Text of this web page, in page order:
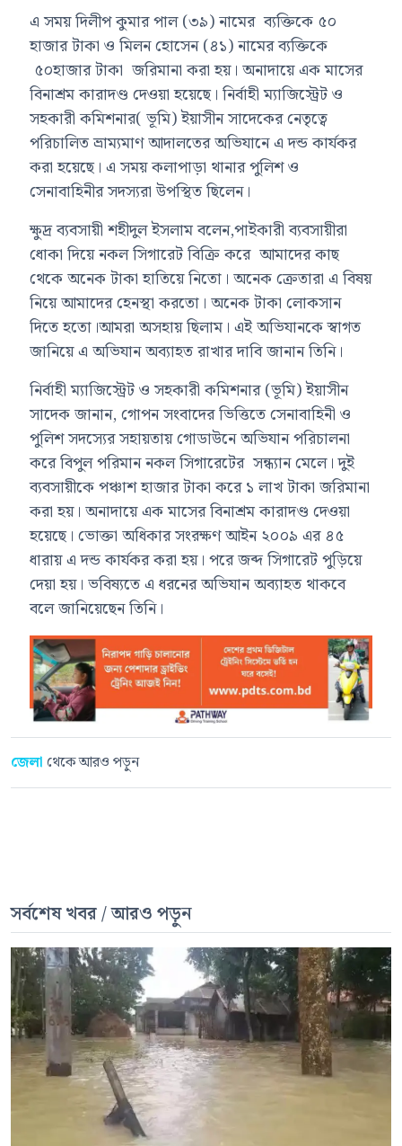
এ সময় দিলীপ কুমার পাল (৩৯) নামের ব্যক্তিকে ৫০
হাজার টাকা ও মিলন হোসেন (৪১) নামের ব্যক্তিকে
৫০হাজার টাকা জরিমানা করা হয়। অনাদায়ে এক মাসের
বিনাশ্রম কারাদণ্ড দেওয়া হয়েছে। নির্বাহী ম্যাজিস্ট্রেট ও
সহকারী কমিশনার( ভূমি) ইয়াসীন সাদেকের নেতৃত্বে
পরিচালিত ভ্রাম্যমাণ আদালতের অভিযানে এ দন্ড কার্যকর
করা হয়েছে। এ সময় কলাপাড়া থানার পুলিশ ও
সেনাবাহিনীর সদস্যরা উপস্থিত ছিলেন।
ক্ষুদ্র ব্যবসায়ী শহীদুল ইসলাম বলেন,পাইকারী ব্যবসায়ীরা
ধোকা দিয়ে নকল সিগারেট বিক্রি করে আমাদের কাছ
থেকে অনেক টাকা হাতিয়ে নিতো। অনেক ক্রেতারা এ বিষয়
নিয়ে আমাদের হেনস্থা করতো। অনেক টাকা লোকসান
দিতে হতো।আমরা অসহায় ছিলাম। এই অভিযানকে স্বাগত
জানিয়ে এ অভিযান অব্যাহত রাখার দাবি জানান তিনি।
নির্বাহী ম্যাজিস্ট্রেট ও সহকারী কমিশনার (ভূমি) ইয়াসীন
সাদেক জানান, গোপন সংবাদের ভিত্তিতে সেনাবাহিনী ও
পুলিশ সদস্যের সহায়তায় গোডাউনে অভিযান পরিচালনা
করে বিপুল পরিমান নকল সিগারেটের সন্ধ্যান মেলে। দুই
ব্যবসায়ীকে পঞ্চাশ হাজার টাকা করে ১ লাখ টাকা জরিমানা
করা হয়। অনাদায়ে এক মাসের বিনাশ্রম কারাদণ্ড দেওয়া
হয়েছে। ভোক্তা অধিকার সংরক্ষণ আইন ২০০৯ এর ৪৫
ধারায় এ দন্ড কার্যকর করা হয়। পরে জব্দ সিগারেট পুড়িয়ে
দেয়া হয়। ভবিষ্যতে এ ধরনের অভিযান অব্যাহত থাকবে
বলে জানিয়েছেন তিনি।
জেলা থেকে আরও পড়ুন
সর্বশেষ খবর / আরও পড়ুন